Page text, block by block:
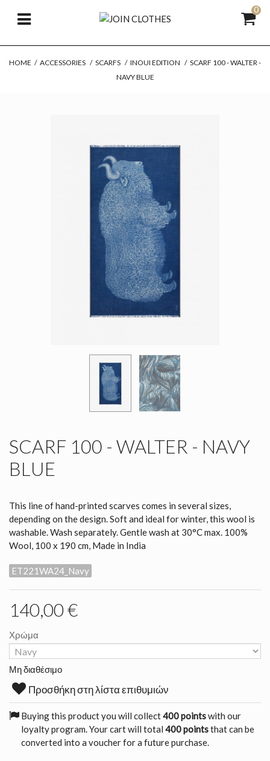
0
HOME / ACCESSORIES / SCARFS / INOUI EDITION / SCARF 100 - WALTER -
NAVY BLUE
SCARF 100 - WALTER - NAVY
BLUE
This line of hand-printed scarves comes in several sizes,
depending on the design. Soft and ideal for winter, this wool is
washable. Wash separately. Gentle wash at 30°C max. 100%
Wool, 100 x 190 cm, Made in India
ET221WA24_Navy
140,00 €
Χρώμα
Μη διαθέσιμο
Προσθήκη στη λίστα επιθυμιών
Buying this product you will collect400 pointswith our
loyalty program. Your cart will total 400 pointsthat can be
converted into a voucher for a future purchase.